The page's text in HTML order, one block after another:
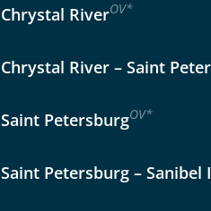
Chrystal RiverOV*
Chrystal River – Saint
Saint PetersburgOV*
Saint Petersburg –